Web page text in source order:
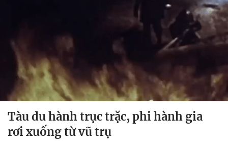
Tàu du hành trục trặc, phi hành gia
rơi xuống từ vũ trụ